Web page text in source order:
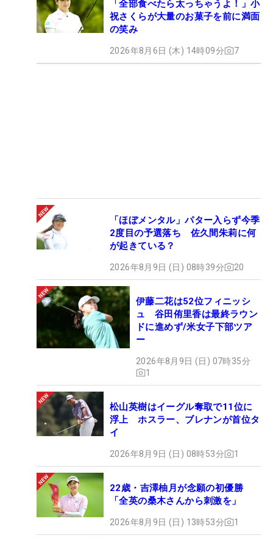
「全部食べたら太っちゃうよ！」小
祝さくらが大量のお菓子を前に満面
の笑み
2026年8月6日 (木) 14時09分 7
「ほぼメンタル」パター入らず今季
2度目の予選落ち 佐久間朱莉に何
が起きている？
2026年8月9日 (日) 08時39分 20
伊藤二花は52位フィニッシ
ュ 谷田侑里香は最終ラウン
ドに進めず/米女子下部ツア
ー
2026年8月9日 (日) 07時35分
1
松山英樹はイーグル奪取で11位に
浮上 ホスラー、ブレナンが首位タ
イ
2026年8月9日 (日) 08時53分 1
22歳・吉澤柚月が念願の初優勝
「全英の桑木さんから刺激を」
2026年8月9日 (日) 13時53分 1